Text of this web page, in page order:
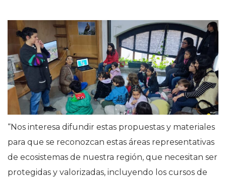
“Nos interesa difundir estas propuestas y materiales
para que se reconozcan estas áreas representativas
de ecosistemas de nuestra región, que necesitan ser
protegidas y valorizadas, incluyendo los cursos de